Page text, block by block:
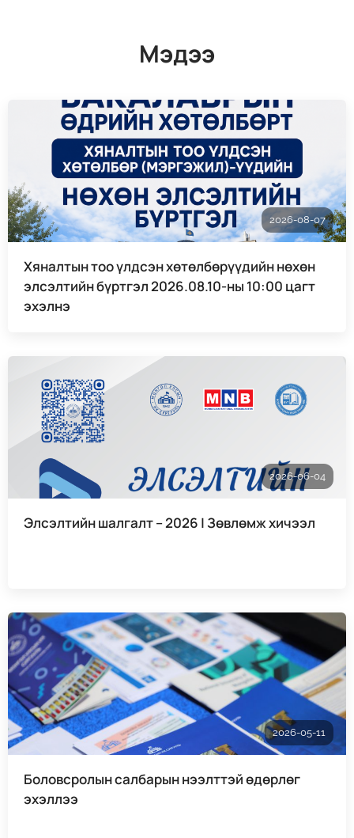
Мэдээ
2026-08-07
Хяналтын тоо үлдсэн хөтөлбөрүүдийн нөхөн
элсэлтийн бүртгэл 2026.08.10-ны 10:00 цагт
эхэлнэ
2026-06-04
Элсэлтийн шалгалт – 2026 | Зөвлөмж хичээл
2026-05-11
Боловсролын салбарын нээлттэй өдөрлөг
эхэллээ